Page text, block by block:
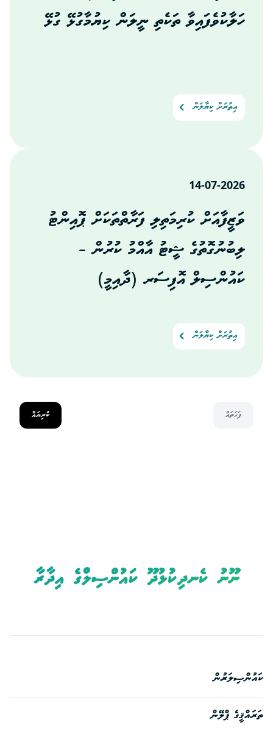
ހަލާކުވެފައިވާ ތަކެތި ނީލަން ކިޔުމާގުޅޭ ގުޅޭ
އިތުރަށް ކިޔާލަން
14-07-2026
ވަޒީފާއަށް ކުރިމަތިލި ފަރާތްތަކަށް ޕޮއިންޓު
ލިބުނުގޮތުގެ ޝީޓު އާއްމު ކުރުން –
ކައުންސިލް އޮފިސަރ (ދާއިމީ)
އިތުރަށް ކިޔާލަން
ފަހަތައް ކުރިޔައް
ނޫނު ކެނދިކުޅުދޫ ކައުންސިލްގެ އިދާރާ
ކައުންސިލަރުން
ތަރައްޤީގެ ޕްލޭން